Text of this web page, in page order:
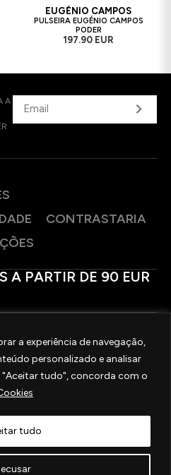
a experiência de navegação,
personalizado e analisar
tudo", concorda com o
tudo
EUGÉNIO CAMPOS
PULSEIRA EUGÉNIO CAMPOS
PODER
197.90 EUR
A
CONTRASTARIA
A PARTIR DE 90 EUR